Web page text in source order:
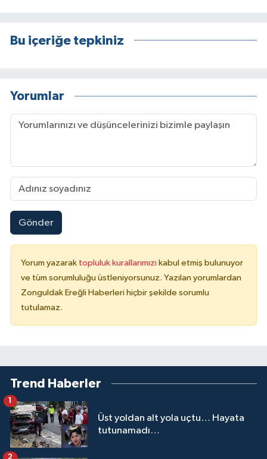
Bu içeriğe tepkiniz
Yorumlar
Gönder
Yorum yazarak topluluk kurallarımızı kabul etmiş bulunuyor
ve tüm sorumluluğu üstleniyorsunuz. Yazılan yorumlardan
Zonguldak Ereğli Haberleri hiçbir şekilde sorumlu
tutulamaz.
Trend Haberler
Üst yoldan alt yola uçtu… Hayata
tutunamadı…
1